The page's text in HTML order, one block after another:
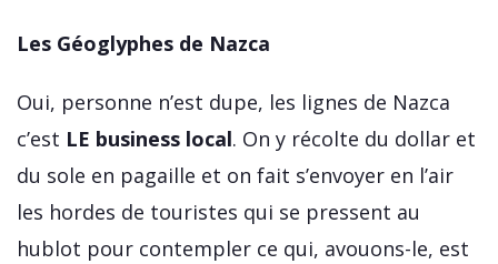
Les Géoglyphes de Nazca
Oui, personne n’est dupe, les lignes de Nazca
c’est LE business local. On y récolte du dollar et
du sole en pagaille et on fait s’envoyer en l’air
les hordes de touristes qui se pressent au
hublot pour contempler ce qui, avouons-le, est